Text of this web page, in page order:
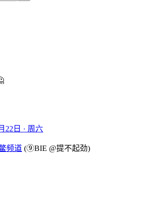
22日 · 周六
频道 (⑨BIE @提不起劲)